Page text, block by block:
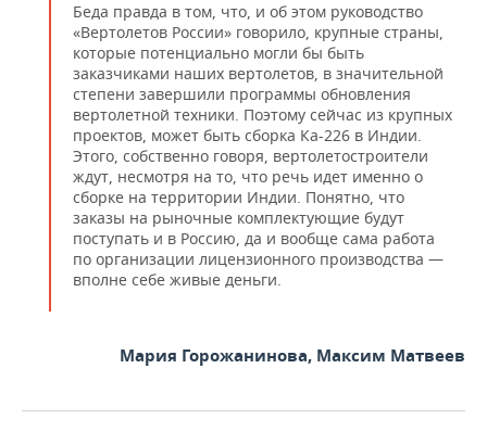
Беда правда в том, что, и об этом руководство
«Вертолетов России» говорило, крупные страны,
которые потенциально могли бы быть
заказчиками наших вертолетов, в значительной
степени завершили программы обновления
вертолетной техники. Поэтому сейчас из крупных
проектов, может быть сборка Ка-226 в Индии.
Этого, собственно говоря, вертолетостроители
ждут, несмотря на то, что речь идет именно о
сборке на территории Индии. Понятно, что
заказы на рыночные комплектующие будут
поступать и в Россию, да и вообще сама работа
по организации лицензионного производства —
вполне себе живые деньги.
Мария Горожанинова, Максим Матвеев